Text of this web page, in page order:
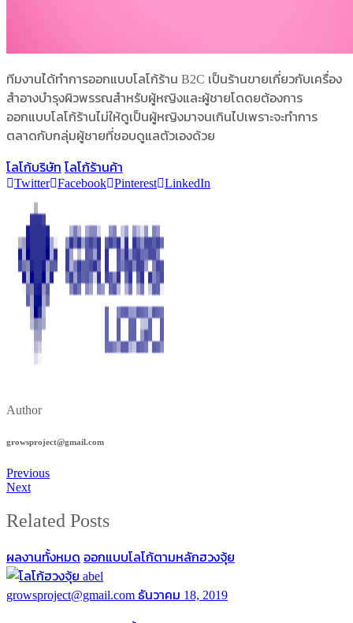
ทีมงานได้ทำการออกแบบโลโก้ร้าน B2C เป็นร้านขายเกี่ยวกับเครื่อง
สำอางบำรุงผิวพรรณสำหรับผู้หญิงและผู้ชายโดดยต้องการ
ออกแบบโลโก้ร้านไม่ให้ดูเป็นผู้หญิงมาจนเกินไปเพราะจะทำการ
ตลาดกับกลุ่มผู้ชายที่ชอบดูแลตัวเองด้วย
โลโก้บริษัท โลโก้ร้านค้า
Twitter Facebook Pinterest LinkedIn
Author
growsproject@gmail.com
Previous
Next
Related Posts
ผลงานทั้งหมด ออกแบบโลโก้ตามหลักฮวงจุ้ย
growsproject@gmail.com ธันวาคม 18, 2019